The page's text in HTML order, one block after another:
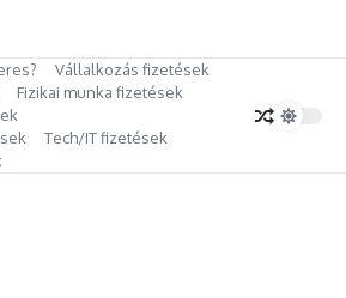
Vállalkozás fizetések
Fizikai munka fizetések
Tech/IT fizetések